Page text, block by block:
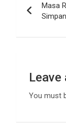
o
k
Masa
Leave
You must